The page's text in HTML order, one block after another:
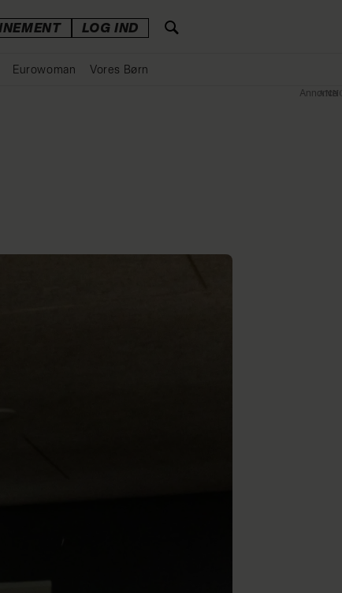
LOG IND
Eurowoman Vores Børn
Annonce